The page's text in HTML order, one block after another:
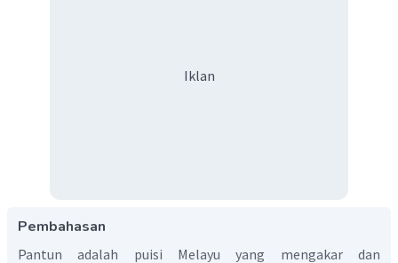
Iklan
Pembahasan
Pantun adalah puisi Melayu yang mengakar dan